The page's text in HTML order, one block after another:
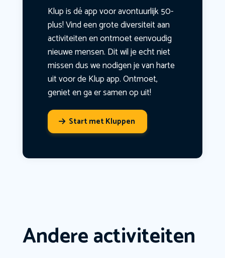
Klup is dé app voor avontuurlijk 50-
plus! Vind een grote diversiteit aan
activiteiten en ontmoet eenvoudig
nieuwe mensen. Dit wil je echt niet
missen dus we nodigen je van harte
uit voor de Klup app. Ontmoet,
geniet en ga er samen op uit!
Start met Kluppen
Andere activiteiten